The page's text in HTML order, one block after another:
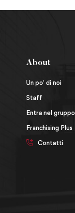
About
Un po' di noi
Staff
Entra nel gruppo
Franchising Plus
Contatti